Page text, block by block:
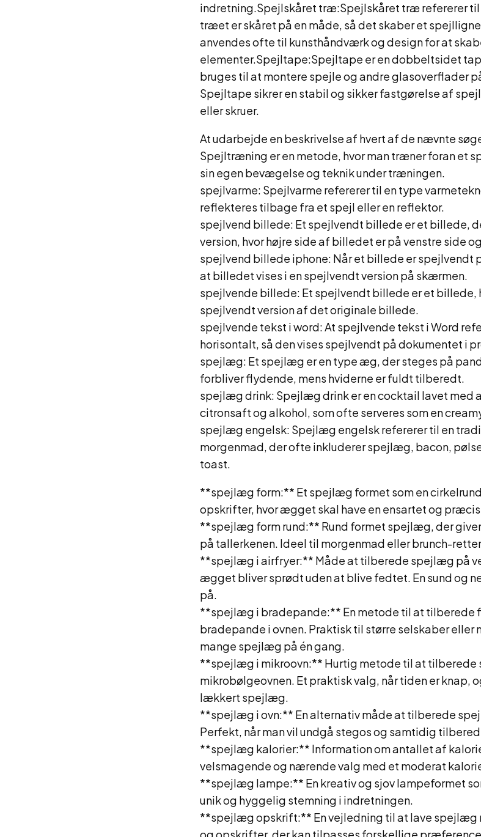
indretning.Spejlskåret træ:Spejlskåret træ refererer til
træet er skåret på en måde, så det skaber et
anvendes ofte til kunsthåndværk og design for at
elementer.Spejltape:Spejltape er en dobbeltsidet
bruges til at montere spejle og andre glasoverflader
Spejltape sikrer en stabil og sikker fastgørelse af
eller skruer.
At udarbejde en beskrivelse af hvert af de nævnte
Spejltræning er en metode, hvor man træner foran et
sin egen bevægelse og teknik under træningen.
spejlvarme: Spejlvarme refererer til en type
reflekteres tilbage fra et spejl eller en reflektor.
spejlvend billede: Et spejlvendt billede er et billede,
version, hvor højre side af billedet er på venstre side
spejlvend billede iphone: Når et billede er spejlvendt
at billedet vises i en spejlvendt version på skærmen.
spejlvende billede: Et spejlvendt billede er et billede,
spejlvendt version af det originale billede.
spejlvende tekst i word: At spejlvende tekst i Word
horisontalt, så den vises spejlvendt på dokumentet i
spejlæg: Et spejlæg er en type æg, der steges på
forbliver flydende, mens hviderne er fuldt tilberedt.
spejlæg drink: Spejlæg drink er en cocktail lavet med
citronsaft og alkohol, som ofte serveres som en
spejlæg engelsk: Spejlæg engelsk refererer til en
morgenmad, der ofte inkluderer spejlæg, bacon,
toast.
**spejlæg form:** Et spejlæg formet som en
opskrifter, hvor ægget skal have en ensartet og
**spejlæg form rund:** Rund formet spejlæg, der
på tallerkenen. Ideel til morgenmad eller brunch-
**spejlæg i airfryer:** Måde at tilberede spejlæg på
ægget bliver sprødt uden at blive fedtet. En sund og
på.
**spejlæg i bradepande:** En metode til at tilberede
bradepande i ovnen. Praktisk til større selskaber eller
mange spejlæg på én gang.
**spejlæg i mikroovn:** Hurtig metode til at
mikrobølgeovnen. Et praktisk valg, når tiden er knap,
lækkert spejlæg.
**spejlæg i ovn:** En alternativ måde at tilberede
Perfekt, når man vil undgå stegos og samtidig
**spejlæg kalorier:** Information om antallet af
velsmagende og nærende valg med et moderat
**spejlæg lampe:** En kreativ og sjov lampeformet
unik og hyggelig stemning i indretningen.
**spejlæg opskrift:** En vejledning til at lave spejlæg